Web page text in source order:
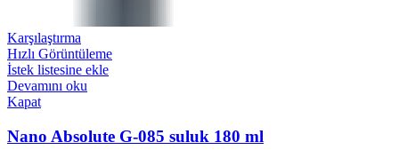
Karşılaştırma
Hızlı Görüntüleme
İstek listesine ekle
Devamını oku
Kapat
Nano Absolute G-085 suluk 180 ml